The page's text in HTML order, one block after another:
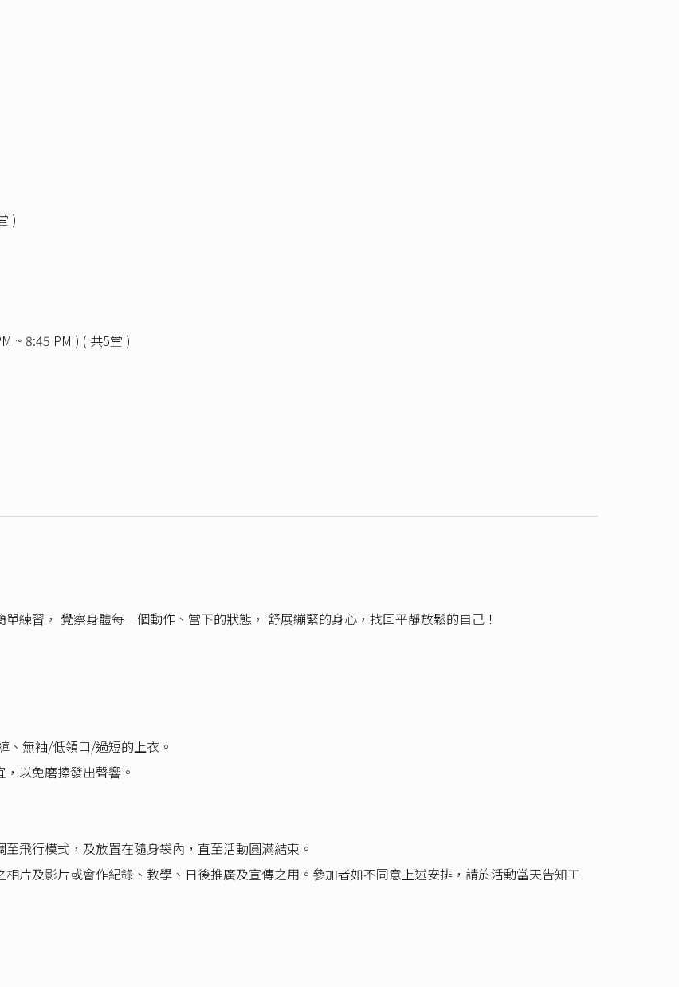
)
~ 8:45 PM ) ( 共5堂 )
練習， 覺察身體每一個動作、當下的狀態， 舒展繃緊的身心，找回平靜放鬆的自己！
、無袖/低領口/過短的上衣。
以免磨擦發出聲響。
飛行模式，及放置在隨身袋內，直至活動圓滿結束。
片及影片或會作紀錄、教學、日後推廣及宣傳之用。參加者如不同意上述安排，請於活動當天告知工